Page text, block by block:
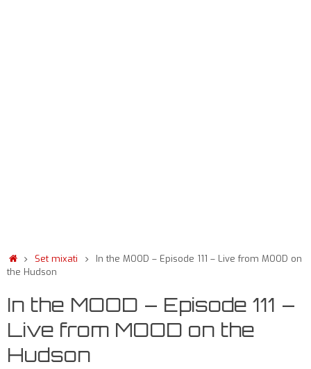
Set mixati
In the MOOD – Episode 111 – Live from MOOD on
the Hudson
In the MOOD – Episode 111 –
Live from MOOD on the
Hudson